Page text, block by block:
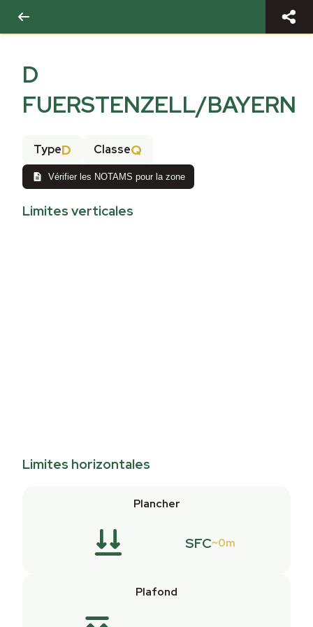
D
FUERSTENZELL/BAYERN
TypeD ClasseQ
Vérifier les NOTAMS pour la zone
Limites verticales
Limites horizontales
Plancher
SFC 0m
Plafond